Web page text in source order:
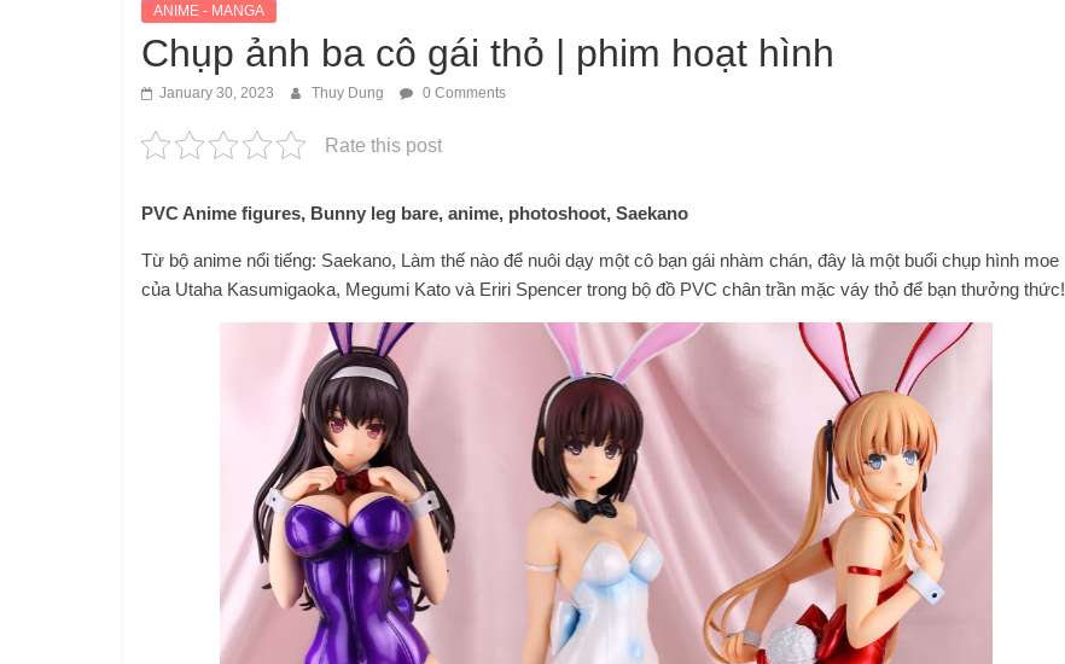
ANIME - MANGA
Chụp ảnh ba cô gái thỏ | phim hoạt hình
January 30, 2023 Thuy Dung 0 Comments
Rate this post
PVC Anime figures, Bunny leg bare, anime, photoshoot, Saekano
Từ bộ anime nổi tiếng: Saekano, Làm thế nào để nuôi dạy một cô bạn gái nhàm chán, đây là một buổi chụp hình moe
của Utaha Kasumigaoka, Megumi Kato và Eriri Spencer trong bộ đồ PVC chân trần mặc váy thỏ để bạn thưởng thức!